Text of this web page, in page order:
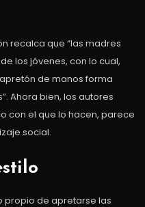
recalca que “las madres
los jóvenes, con lo cual,
de manos forma
Ahora bien, los autores
con el que lo hacen, parece
social.
propio de apretarse las